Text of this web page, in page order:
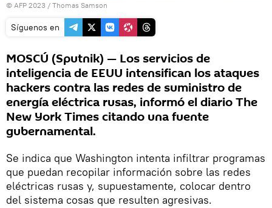
© AFP 2023 / Thomas Samson
Síguenos en
MOSCÚ (Sputnik) — Los servicios de
inteligencia de EEUU intensifican los ataques
hackers contra las redes de suministro de
energía eléctrica rusas, informó el diario The
New York Times citando una fuente
gubernamental.
Se indica que Washington intenta infiltrar programas
que puedan recopilar información sobre las redes
eléctricas rusas y, supuestamente, colocar dentro
del sistema cosas que resulten agresivas.